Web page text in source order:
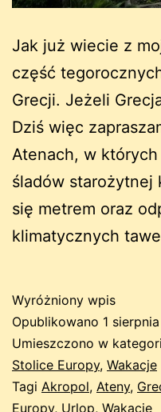
Jak już wiecie z
część
Grecji. Jeżeli
Dziś więc
Atenach, w
śladów starożytnej
się metrem oraz
klimatycznych
Wyróżniony wpis
Opublikowano 1
Umieszczono w
Stolice Europy, Wakacje
Tagi Akropol, Ateny,
Europy, Urlop, Wakacje